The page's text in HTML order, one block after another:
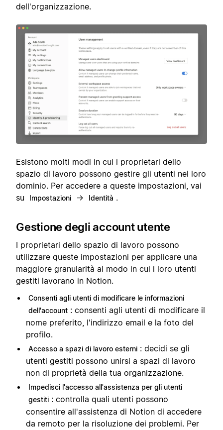
dell'organizzazione.
Esistono molti modi in cui i proprietari dello
spazio di lavoro possono gestire gli utenti nel loro
dominio. Per accedere a queste impostazioni, vai
su
Impostazioni → Identità .
Gestione degli account utente
I proprietari dello spazio di lavoro possono
utilizzare queste impostazioni per applicare una
maggiore granularità al modo in cui i loro utenti
gestiti lavorano in Notion.
Consenti agli utenti di modificare le informazioni
dell'account : consenti agli utenti di modificare il
nome preferito, l'indirizzo email e la foto del
profilo.
Accesso a spazi di lavoro esterni : decidi se gli
utenti gestiti possono unirsi a spazi di lavoro
non di proprietà della tua organizzazione.
Impedisci l'accesso all'assistenza per gli utenti
gestiti : controlla quali utenti possono
consentire all'assistenza di Notion di accedere
da remoto per la risoluzione dei problemi. Per